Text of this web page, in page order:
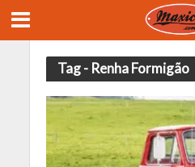
Tag - Renha Formigão